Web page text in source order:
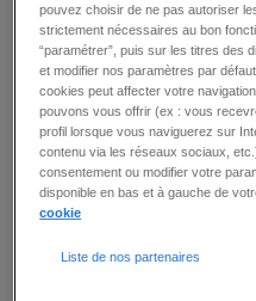
Emplois
Découvrez sur cette
CDI que vous
en France du
et agents de maîtrise.
N’hésitez pas à
CDI qui
pouvez choisir de ne pas autoriser
strictement nécessaires au bon
“paramétrer”, puis sur les titres des
et modifier nos paramètres par
cookies peut affecter votre
pouvons vous offrir (ex : vous
profil lorsque vous naviguerez sur
contenu via les réseaux sociaux,
consentement ou modifier votre
disponible en bas et à gauche de
cookie
Liste de nos partenaires